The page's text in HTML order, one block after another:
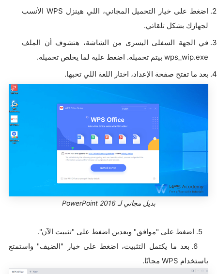
اضغط على خيار التحميل المجاني، اللي هينزل WPS الأنسب
لجهازك بشكل تلقائي.
في الجهة السفلى اليسرى من الشاشة، هتشوف أن الملف
wps_wip.exe بيتم تحميله. اضغط عليه لما يخلص تحميله.
بعد ما تفتح صفحة الإعداد، اختار اللغة اللي تحبها.
بديل مجاني لـ PowerPoint 2016
6. بعد ما يكتمل التثبيت، اضغط على خيار "الضيف" واستمتع
باستخدام WPS مجانًا.